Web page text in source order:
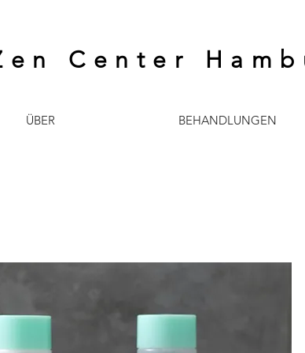
Center
ÜBER BEHANDLUNGEN